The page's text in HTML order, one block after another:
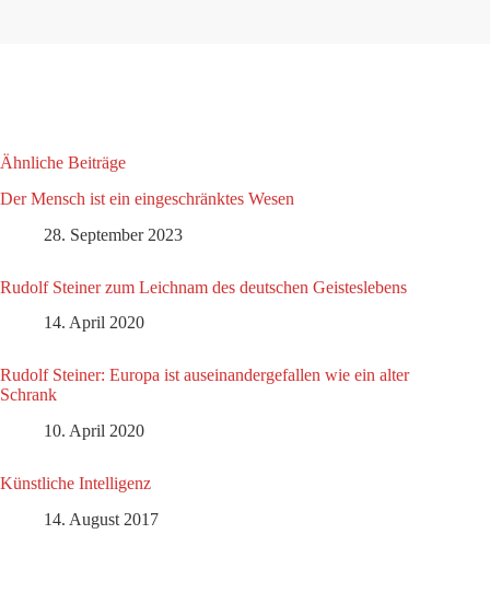
Ähnliche Beiträge
Der Mensch ist ein eingeschränktes Wesen
28. September 2023
Rudolf Steiner zum Leichnam des deutschen Geisteslebens
14. April 2020
Rudolf Steiner: Europa ist auseinandergefallen wie ein alter
Schrank
10. April 2020
Künstliche Intelligenz
14. August 2017